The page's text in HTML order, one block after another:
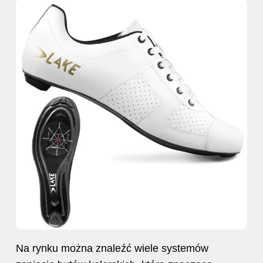
Na rynku można znaleźć wiele systemów